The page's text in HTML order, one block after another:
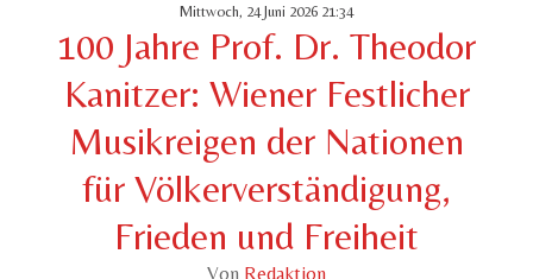
Mittwoch, 24 Juni 2026 21:34
100 Jahre Prof. Dr. Theodor
Kanitzer: Wiener Festlicher
Musikreigen der Nationen
für Völkerverständigung,
Frieden und Freiheit
Von Redaktion